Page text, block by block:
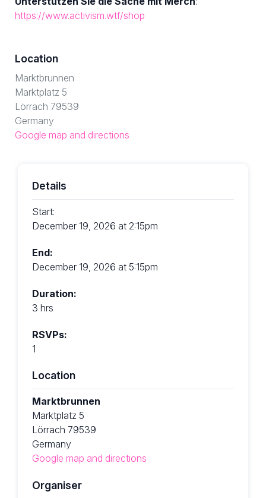
https://www.activism.wtf/shop
Location
Marktbrunnen
Marktplatz 5
Lörrach 79539
Germany
Google map and directions
Details
Start:
December 19, 2026 at 2:15pm
End:
December 19, 2026 at 5:15pm
Duration:
3 hrs
RSVPs:
1
Location
Marktbrunnen
Marktplatz 5
Lörrach 79539
Germany
Google map and directions
Organiser